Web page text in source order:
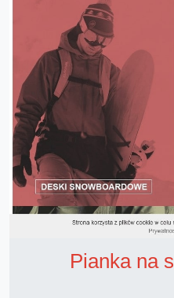
Pianka na